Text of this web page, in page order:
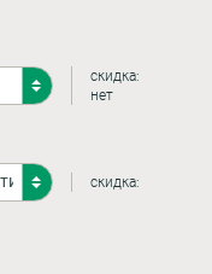
скидка:
нет
скидка: